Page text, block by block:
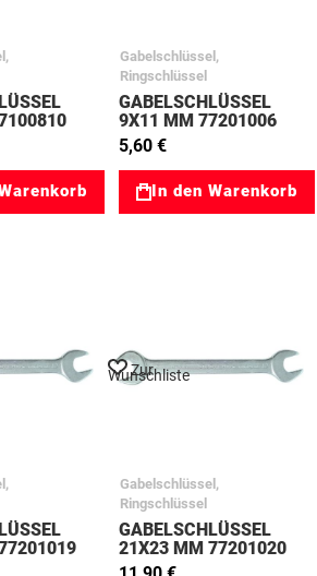
Gabelschlüssel,
Ringschlüssel
GABELSCHLÜSSEL
9X11 MM 77201006
5,60 €
In den Warenkorb
Zur
Wunschliste
Gabelschlüssel,
Ringschlüssel
GABELSCHLÜSSEL
21X23 MM 77201020